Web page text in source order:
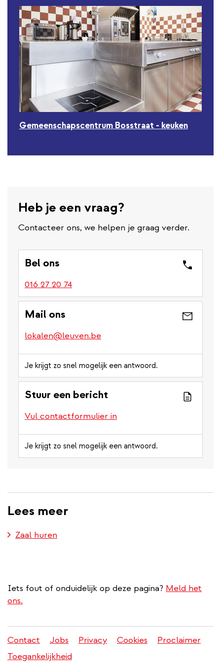
Gemeenschapscentrum Bosstraat - keuken
Heb je een vraag?
Contacteer ons, we helpen je graag verder.
Bel ons
016 27 20 74
Mail ons
lokalen@leuven.be
Je krijgt zo snel mogelijk een antwoord.
Stuur een bericht
Vul contactformulier in
Je krijgt zo snel mogelijk een antwoord.
Lees meer
Zaal huren
Iets fout of onduidelijk op deze pagina? Meld het
ons.
Juridisch
menu
Contact Jobs Privacy Cookies
Proclaimer
Toegankelijkheid